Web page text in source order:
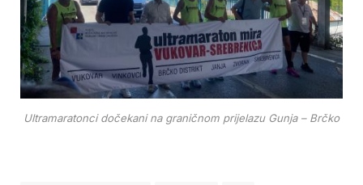
Ultramaratonci dočekani na graničnom prijelazu Gunja – Brčko